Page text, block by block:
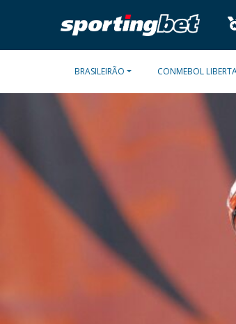
BRASILEIRÃO CONMEBOL